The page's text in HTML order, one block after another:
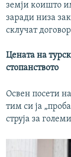
земји коишто
заради низа
склучат
Цената на
стопанството
Освен посети
тим си ја
струја за